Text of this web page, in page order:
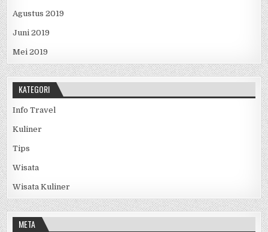
Agustus 2019
Juni 2019
Mei 2019
KATEGORI
Info Travel
Kuliner
Tips
Wisata
Wisata Kuliner
META